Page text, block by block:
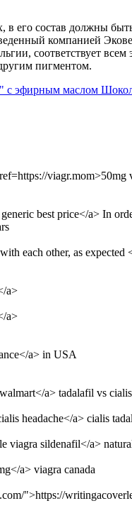
состав должны
компанией
соответствует
пигментом.
с эфирным маслом
best price</a> In
each other, as expected
a>
a>
a> in USA
a> tadalafil vs cialis
headache</a> cialis
viagra sildenafil</a>
a> viagra canada
">https://